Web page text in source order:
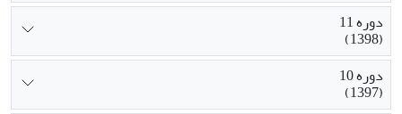
دوره 11
(1398)
دوره 10
(1397)